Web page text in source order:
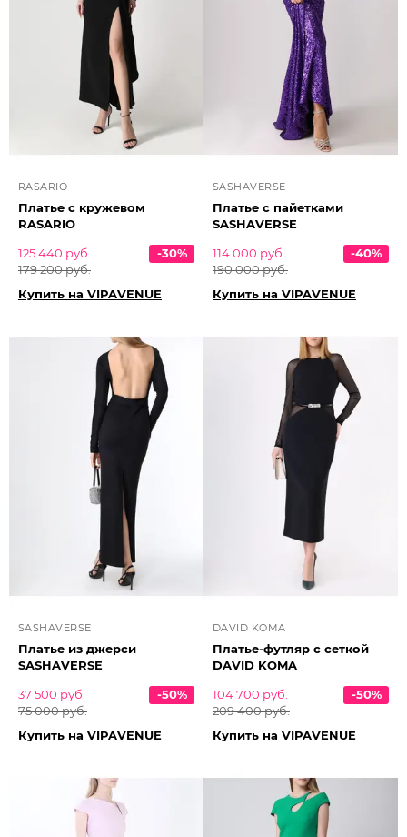
RASARIO
Платье с кружевом
RASARIO
125 440 руб.
179 200 руб.
-30%
Купить на VIPAVENUE
SASHAVERSE
Платье с пайетками
SASHAVERSE
114 000 руб.
190 000 руб.
-40%
Купить на VIPAVENUE
SASHAVERSE
Платье из джерси
SASHAVERSE
37 500 руб.
75 000 руб.
-50%
Купить на VIPAVENUE
DAVID KOMA
Платье-футляр с сеткой
DAVID KOMA
104 700 руб.
209 400 руб.
-50%
Купить на VIPAVENUE